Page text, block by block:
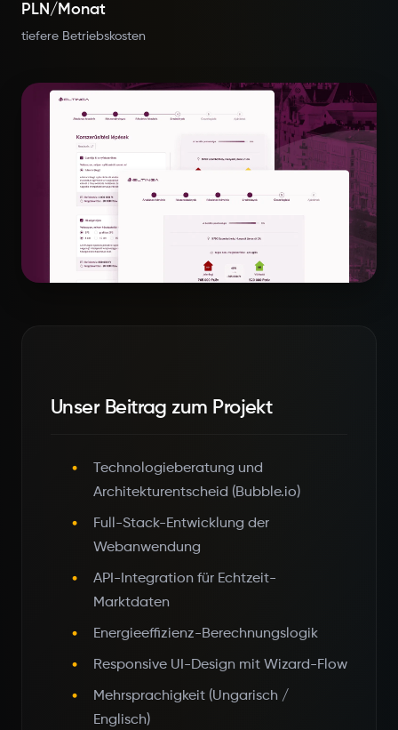
PLN/Monat
tiefere Betriebskosten
Unser Beitrag zum Projekt
Technologieberatung und
Architekturentscheid (Bubble.io)
Full-Stack-Entwicklung der
Webanwendung
API-Integration für Echtzeit-
Marktdaten
Energieeffizienz-Berechnungslogik
Responsive UI-Design mit Wizard-Flow
Mehrsprachigkeit (Ungarisch /
Englisch)